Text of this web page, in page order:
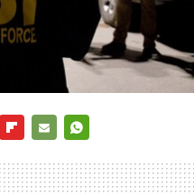
MAIL